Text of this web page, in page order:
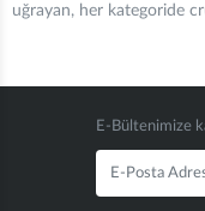
uğrayan, her kategoride
E-Bültenimize